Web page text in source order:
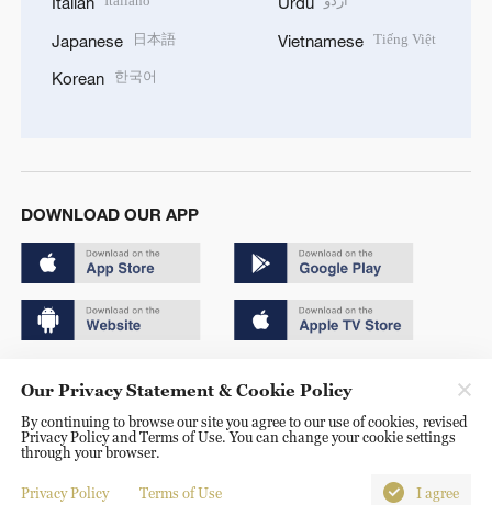
Japanese 日本語
Korean 한국어
Vietnamese Tiếng Việt
DOWNLOAD OUR APP
京ICP备20000184号
京公网安备 11010502050052号
Disinformation report hotline: 010-85061466
Our Privacy Statement & Cookie Policy
By continuing to browse our site you agree to our use of cookies, revised
Privacy Policy and Terms of Use. You can change your cookie settings
through your browser.
Privacy Policy Terms of Use I agree